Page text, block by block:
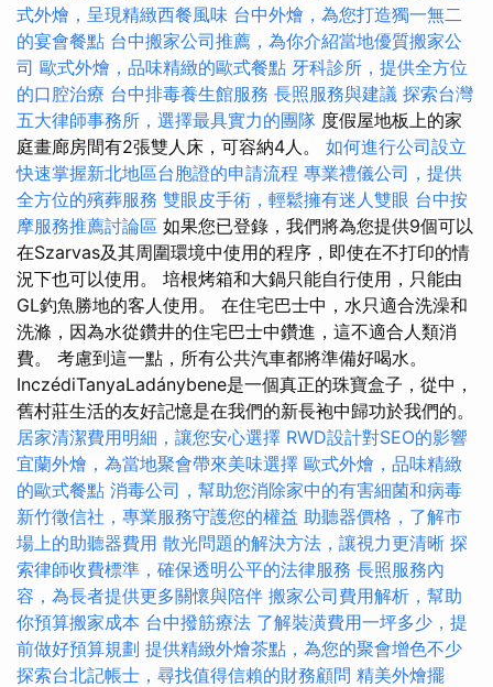
式外燴，呈現精緻西餐風味 台中外燴，為您打造獨一無二
的宴會餐點 台中搬家公司推薦，為你介紹當地優質搬家公
司 歐式外燴，品味精緻的歐式餐點 牙科診所，提供全方位
的口腔治療 台中排毒養生館服務 長照服務與建議 探索台灣
五大律師事務所，選擇最具實力的團隊 度假屋地板上的家
庭畫廊房間有2張雙人床，可容納4人。 如何進行公司設立
快速掌握新北地區台胞證的申請流程 專業禮儀公司，提供
全方位的殯葬服務 雙眼皮手術，輕鬆擁有迷人雙眼 台中按
摩服務推薦討論區 如果您已登錄，我們將為您提供9個可以
在Szarvas及其周圍環境中使用的程序，即使在不打印的情
況下也可以使用。 培根烤箱和大鍋只能自行使用，只能由
GL釣魚勝地的客人使用。 在住宅巴士中，水只適合洗澡和
洗滌，因為水從鑽井的住宅巴士中鑽進，這不適合人類消
費。 考慮到這一點，所有公共汽車都將準備好喝水。
InczédiTanyaLadánybene是一個真正的珠寶盒子，從中，
舊村莊生活的友好記憶是在我們的新長袍中歸功於我們的。
居家清潔費用明細，讓您安心選擇 RWD設計對SEO的影響
宜蘭外燴，為當地聚會帶來美味選擇 歐式外燴，品味精緻
的歐式餐點 消毒公司，幫助您消除家中的有害細菌和病毒
新竹徵信社，專業服務守護您的權益 助聽器價格，了解市
場上的助聽器費用 散光問題的解決方法，讓視力更清晰 探
索律師收費標準，確保透明公平的法律服務 長照服務內
容，為長者提供更多關懷與陪伴 搬家公司費用解析，幫助
你預算搬家成本 台中撥筋療法 了解裝潢費用一坪多少，提
前做好預算規劃 提供精緻外燴茶點，為您的聚會增色不少
探索台北記帳士，尋找值得信賴的財務顧問 精美外燴擺